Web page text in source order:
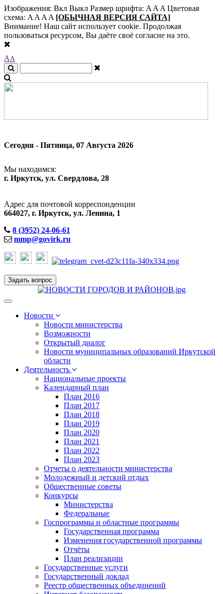
Изображения: Вкл Выкл Размер шрифта: A A A Цветовая
схема: A A A A [ОБЫЧНАЯ ВЕРСИЯ САЙТА]
Внимание! Наш сайт использует cookie. Продолжая
пользоваться ресурсом, Вы даёте своё согласие на это.
AA
Сегодня - Пятница, 07 Августа 2026
Мы находимся:
г. Иркутск, ул. Свердлова, 28
Адрес для почтовой корреспонденции
664027, г. Иркутск, ул. Ленина, 1
8 (3952) 24-06-61
mmp@govirk.ru
Задать вопрос
Toggle
navigationНовости
Новости министерства
Возможности
Открытый диалог
Новости муниципальных образований Иркутской
области
Деятельность
Национальные проекты
Календарный план
План 2016
План 2017
План 2018
План 2019
План 2020
План 2021
План 2022
План 2023
Отчеты о деятельности министерства
Молодежный и детский отдых
Общественные советы
Конкурсы
Министерства
Федеральные
Госпрограммы и областные программы
Государственная программа
Изменения государственной программы
Отчёты
План реализации
Государственные услуги
Государственный доклад
Реестр общественных объединений